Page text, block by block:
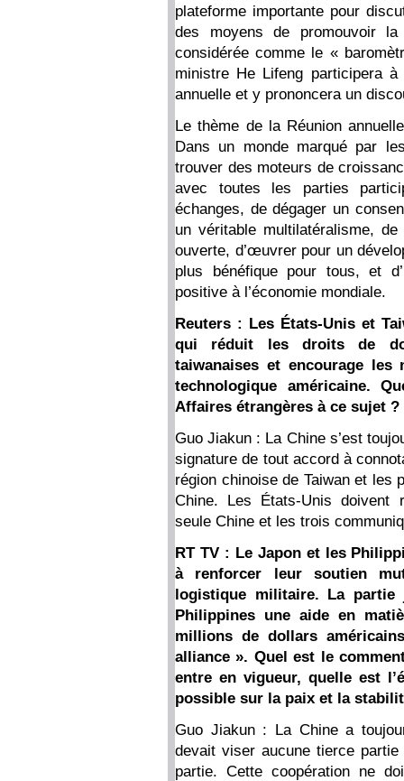
plateforme importante pour
des moyens de promouvoir
considérée comme le «
ministre He Lifeng participera
annuelle et y prononcera un
Le thème de la Réunion
Dans un monde marqué par
trouver des moteurs de
avec toutes les parties
échanges, de dégager un
un véritable multilatéralisme,
ouverte, d’œuvrer pour un
plus bénéfique pour tous, et
positive à l’économie mondiale.
Reuters : Les États-Unis et
qui réduit les droits de
taiwanaises et encourage les
technologique américaine.
Affaires étrangères à ce sujet ?
Guo Jiakun : La Chine s’est
signature de tout accord à
région chinoise de Taiwan et les
Chine. Les États-Unis doivent
seule Chine et les trois
RT TV : Le Japon et les
à renforcer leur soutien
logistique militaire. La partie
Philippines une aide en
millions de dollars
alliance ». Quel est le
entre en vigueur, quelle est
possible sur la paix et la
Guo Jiakun : La Chine a
devait viser aucune tierce
partie. Cette coopération ne